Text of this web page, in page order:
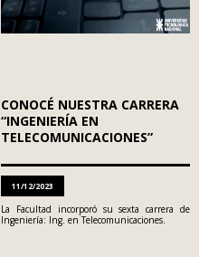
CONOCÉ NUESTRA CARRERA
“INGENIERÍA EN
TELECOMUNICACIONES”
11/12/2023
La Facultad incorporó su sexta carrera de
Ingeniería: Ing. en Telecomunicaciones.